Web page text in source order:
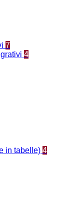
7
4
in tabelle) 4